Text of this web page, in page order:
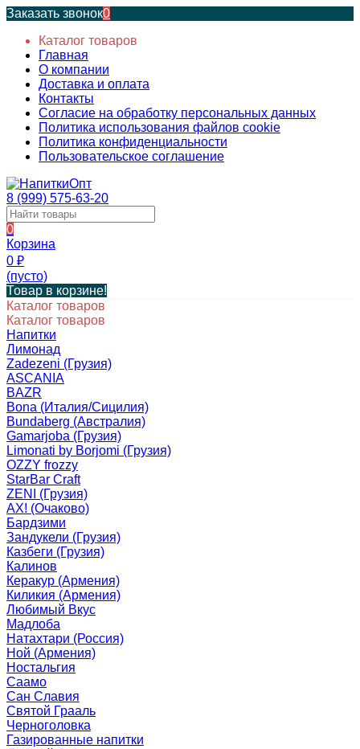
Заказать звонок0
Каталог товаров
Главная
О компании
Доставка и оплата
Контакты
Согласие на обработку персональных данных
Политика использования файлов cookie
Политика конфиденциальности
Пользовательское соглашение
8 (999) 575-63-20
0
Корзина
0 ₽
(пусто)
Товар в корзине!
Каталог товаров
Каталог товаров
Напитки
Лимонад
Zadezeni (Грузия)
ASCANIA
BAZR
Bona (Италия/Сицилия)
Bundaberg (Австралия)
Gamarjoba (Грузия)
Limonati by Borjomi (Грузия)
OZZY frozzy
StarBar Craft
ZENI (Грузия)
АХ! (Очаково)
Бардзими
Зандукели (Грузия)
Казбеги (Грузия)
Калинов
Керакур (Армения)
Киликия (Армения)
Любимый Вкус
Мадлоба
Натахтари (Россия)
Ной (Армения)
Ностальгия
Саамо
Сан Славия
Святой Грааль
Черноголовка
Газированные напитки